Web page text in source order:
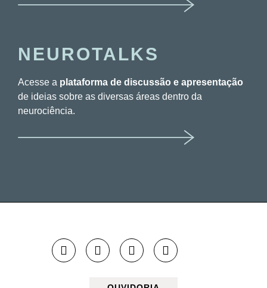
NEUROTALKS
Acesse a plataforma de discussão e apresentação
de ideias sobre as diversas áreas dentro da
neurociência.